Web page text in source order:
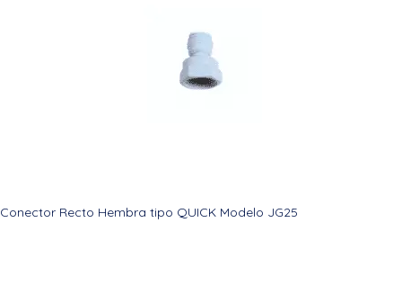
Conector Recto Hembra tipo QUICK Modelo JG25